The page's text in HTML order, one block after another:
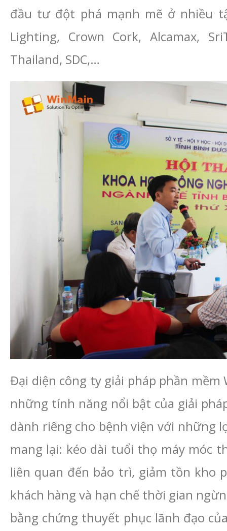
đầu tư đột phá mạnh mẽ ở nhiều
Lighting, Crown Cork, Alcamax,
Thailand, SDC,…
Đại diện công ty giải pháp phần
những tính năng nổi bật của giải
dành riêng cho bệnh viện với những
mang lại: kéo dài tuổi thọ máy móc
liên quan đến bảo trì, giảm tồn kho
khách hàng và hạn chế thời gian
bằng chứng thuyết phục lãnh đạo